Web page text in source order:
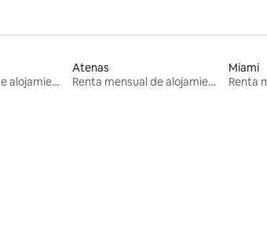
Renta mensual de alojamientos
Atenas
Renta mensual de alojamientos
Miami